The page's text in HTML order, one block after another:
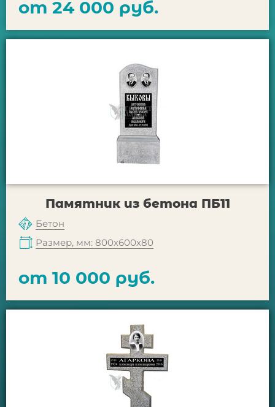
от 24 000 руб.
Памятник из бетона ПБ11
Бетон
Размер, мм: 800х600х80
от 10 000 руб.